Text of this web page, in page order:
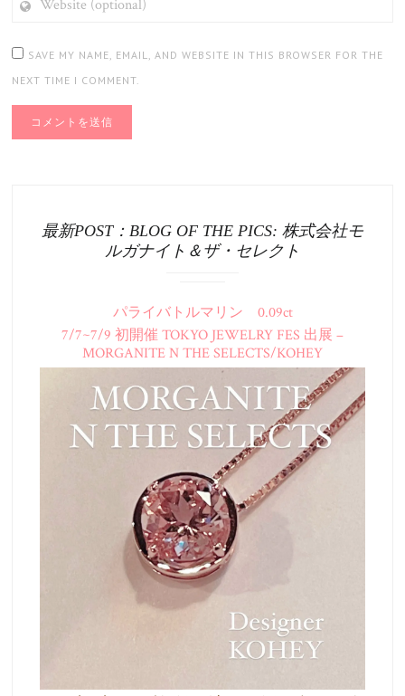
(OPTIONAL)
SAVE MY NAME, EMAIL, AND WEBSITE IN THIS BROWSER FOR THE
NEXT TIME I COMMENT.
最新POST：BLOG OF THE PICS: 株式会社モ
ルガナイト＆ザ・セレクト
パライバトルマリン 0.09ct
7/7~7/9 初開催 TOKYO JEWELRY FES 出展 –
MORGANITE N THE SELECTS/KOHEY